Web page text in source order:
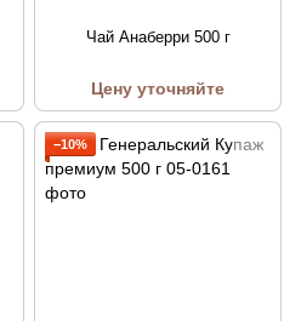
Чай Анаберри 500 г
Цену уточняйте
−10%